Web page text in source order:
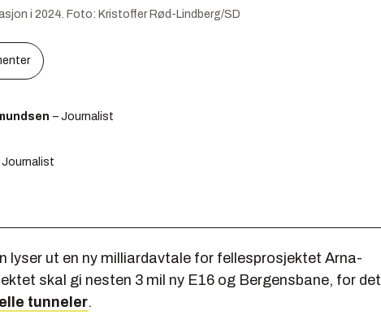
i 2024. Foto: Kristoffer Rød-Lindberg/SD
– Journalist
Journalist
lyser ut en ny milliardavtale for fellesprosjektet Arna-
skal gi nesten 3 mil ny E16 og Bergensbane, for det
tunneler.